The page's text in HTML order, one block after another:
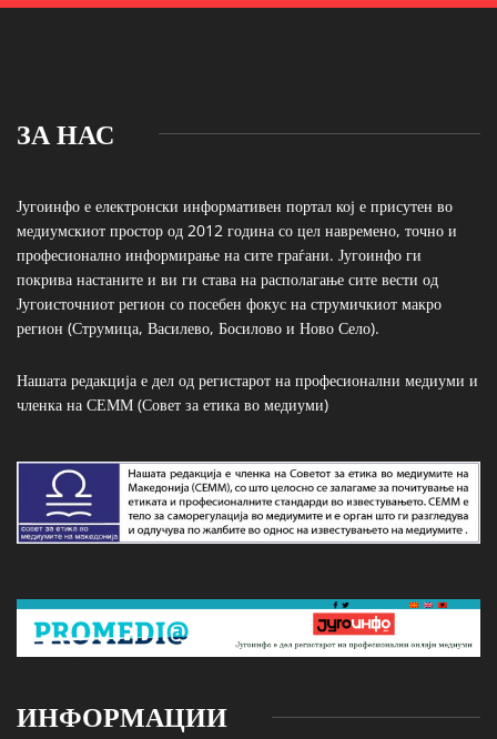
ЗА НАС
Југоинфо е електронски информативен портал кој е присутен во
медиумскиот простор од 2012 година со цел навремено, точно и
професионално информирање на сите граѓани. Југоинфо ги
покрива настаните и ви ги става на располагање сите вести од
Југоисточниот регион со посебен фокус на струмичкиот макро
регион (Струмица, Василево, Босилово и Ново Село).
Нашата редакција е дел од регистарот на професионални медиуми и
членка на СЕММ (Совет за етика во медиуми)
ИНФОРМАЦИИ